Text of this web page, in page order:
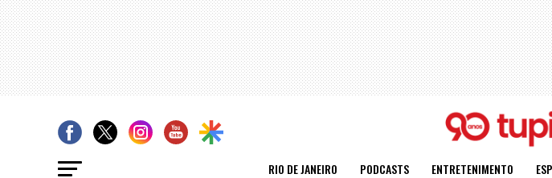
RIO DE JANEIRO PODCASTS ENTRETENIMENTO